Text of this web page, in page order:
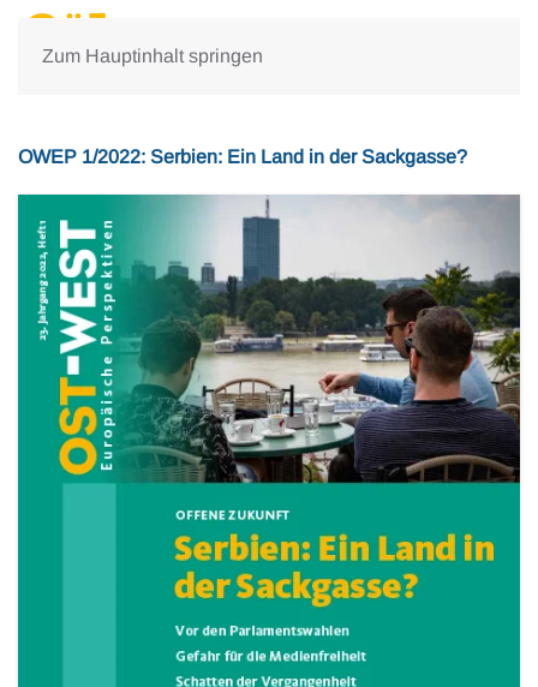
Zum Hauptinhalt springen
OWEP 1/2022: Serbien: Ein Land in der Sackgasse?